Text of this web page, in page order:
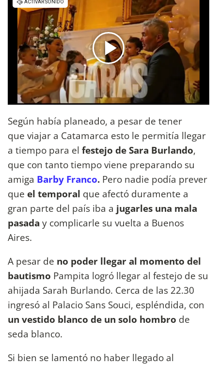
Según había planeado, a pesar de tener
que viajar a Catamarca esto le permitía llegar
a tiempo para el festejo de Sara Burlando,
que con tanto tiempo viene preparando su
amiga Barby Franco. Pero nadie podía prever
que el temporal que afectó duramente a
gran parte del país iba a jugarles una mala
pasada y complicarle su vuelta a Buenos
Aires.
A pesar de no poder llegar al momento del
bautismo Pampita logró llegar al festejo de su
ahijada Sarah Burlando. Cerca de las 22.30
ingresó al Palacio Sans Souci, espléndida, con
un vestido blanco de un solo hombro de
seda blanco.
Si bien se lamentó no haber llegado al